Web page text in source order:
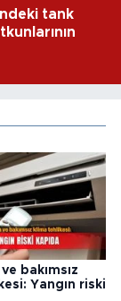
tank
bakımsız
Yangın riski